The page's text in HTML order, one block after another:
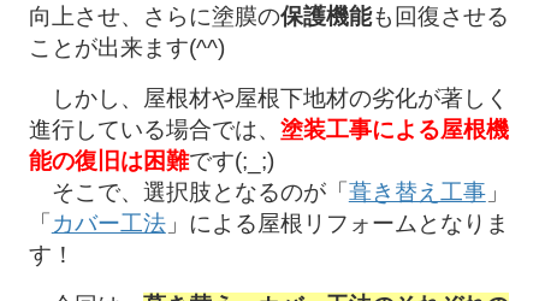
向上させ、さらに塗膜の保護機能も回復させる
ことが出来ます(^^)
しかし、屋根材や屋根下地材の劣化が著しく
進行している場合では、 塗装工事による屋根機
能の復旧は困難です(;_;)
そこで、選択肢となるのが「 葺き替え工事」
「 カバー工法」による屋根リフォームとなりま
す！